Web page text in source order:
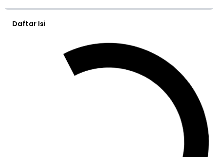
Daftar Isi